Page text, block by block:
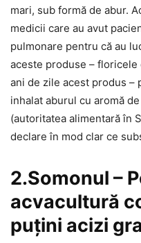
mari, sub formă de abur.
medicii care au avut
pulmonare pentru că au
aceste produse – floricele
ani de zile acest produs –
inhalat aburul cu aromă
(autoritatea alimentară în
declare în mod clar ce
2.Somonul –
acvacultură
puțini acizi